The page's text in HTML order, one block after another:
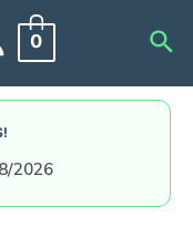
0
2026